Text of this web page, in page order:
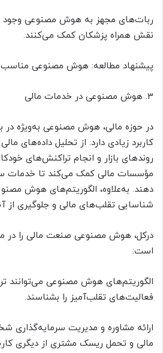
ربات‌های مجهز به هوش مصنوعی وجود
نقش همراه پزشکان کمک می‌کنند.
پیشنهاد مطالعه: هوش مصنوعی مناسب
3. هوش مصنوعی در خدمات مالی
در حوزه مالی، هوش مصنوعی به‌ویژه
کاربرد زیادی دارد. از تحلیل داده‌های
روندهای بازار و انجام تراکنش‌های
مؤسسات مالی کمک می‌کند تا خدمات
دهند. به‌علاوه، الگوریتم‌های هوش
شناسایی تقلب‌های مالی و جلوگیری از
درکل، هوش مصنوعی صنعت مالی را در
است:
الگوریتم‌های هوش مصنوعی می‌توانند
فعالیت‌های تقلب‌آمیز را بشناسند.
ارائه مشاوره و مدیریت
مالی و تحمل ریسک مشتری از دیگری